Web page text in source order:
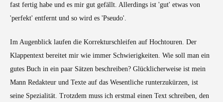
fast fertig habe und es mir gut gefällt. Allerdings ist 'gut' etwas von
'perfekt' entfernt und so wird es 'Pseudo'.
Im Augenblick laufen die Korrekturschleifen auf Hochtouren. Der
Klappentext bereitet mir wie immer Schwierigkeiten. Wie soll man ein
gutes Buch in ein paar Sätzen beschreiben? Glücklicherweise ist mein
Mann Redakteur und Texte auf das Wesentliche runterzukürzen, ist
seine Spezialität. Trotzdem muss ich erstmal einen Text schreiben, den